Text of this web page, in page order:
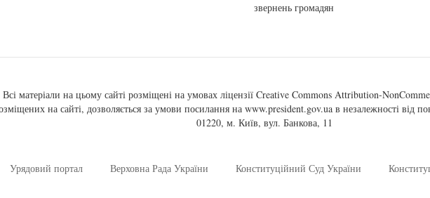
звернень громадян
матеріали на цьому сайті розміщені на умовах ліцензії Creative Commons Attribution-
на сайті, дозволяється за умови посилання на www.president.gov.ua в незалежності від
01220, м. Київ, вул. Банкова, 11
Урядовий портал Верховна Рада України Конституційний Суд України